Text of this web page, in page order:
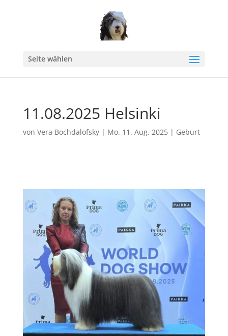
Seite wählen
11.08.2025 Helsinki
von Vera Bochdalofsky| Mo. 11. Aug. 2025| Geburt